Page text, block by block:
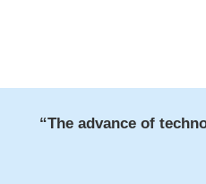
“The advance of